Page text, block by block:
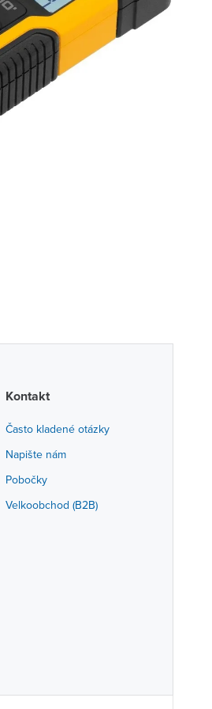
Kontakt
Často kladené otázky
Napište nám
Pobočky
Velkoobchod (B2B)